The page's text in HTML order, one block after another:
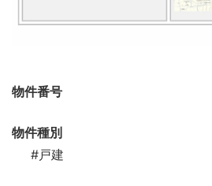
物件番号
物件種別
#戸建